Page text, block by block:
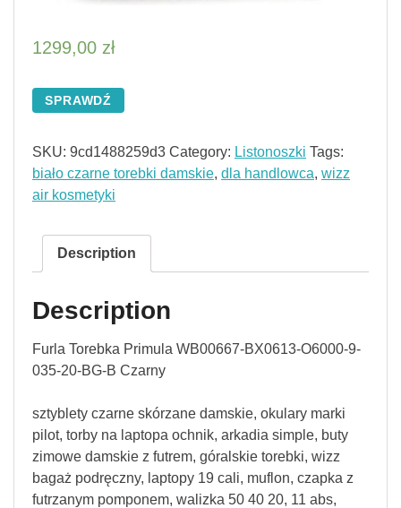
1299,00 zł
SPRAWDŹ
SKU: 9cd1488259d3 Category: Listonoszki Tags:
biało czarne torebki damskie, dla handlowca, wizz
air kosmetyki
Description
Description
Furla Torebka Primula WB00667-BX0613-O6000-9-
035-20-BG-B Czarny
sztyblety czarne skórzane damskie, okulary marki
pilot, torby na laptopa ochnik, arkadia simple, buty
zimowe damskie z futrem, góralskie torebki, wizz
bagaż podręczny, laptopy 19 cali, muflon, czapka z
futrzanym pomponem, walizka 50 40 20, 11 abs,